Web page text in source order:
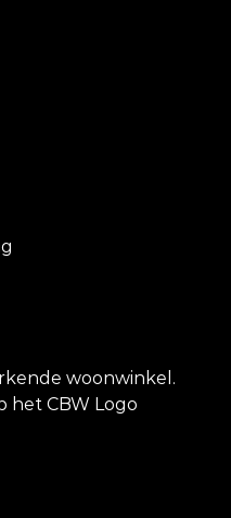
woonwinkel.
het CBW Logo